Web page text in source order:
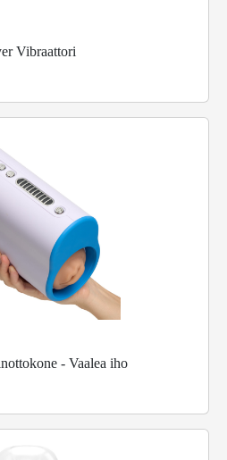
Vibraattori
- Vaalea iho